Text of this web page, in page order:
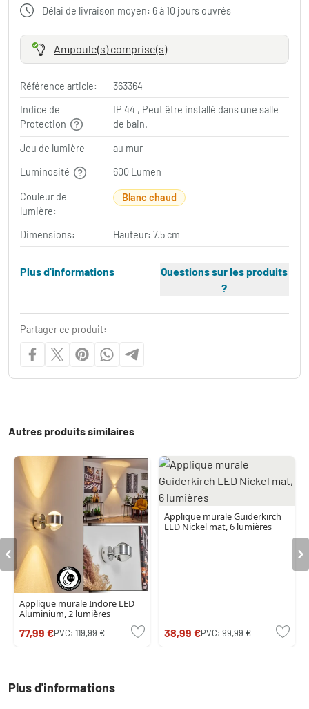
Délai de livraison moyen: 6 à 10 jours ouvrés
Ampoule(s) comprise(s)
Référence article:
363364
Indice de
Protection
IP 44 , Peut être installé dans une salle
de bain.
Jeu de lumière
au mur
Luminosité
600 Lumen
Couleur de
lumière:
Blanc chaud
Dimensions: Hauteur: 7.5 cm
Plus d'informations
Questions sur les produits
?
Partager ce produit:
Autres produits similaires
Applique murale Indore LED
Aluminium, 2 lumières
77,99 €PVC:119,99 €
Applique murale Guiderkirch
LED Nickel mat, 6 lumières
38,99 €PVC:99,99 €
Plus d'informations